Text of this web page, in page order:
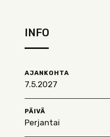
INFO
AJANKOHTA
7.5.2027
PÄIVÄ
Perjantai